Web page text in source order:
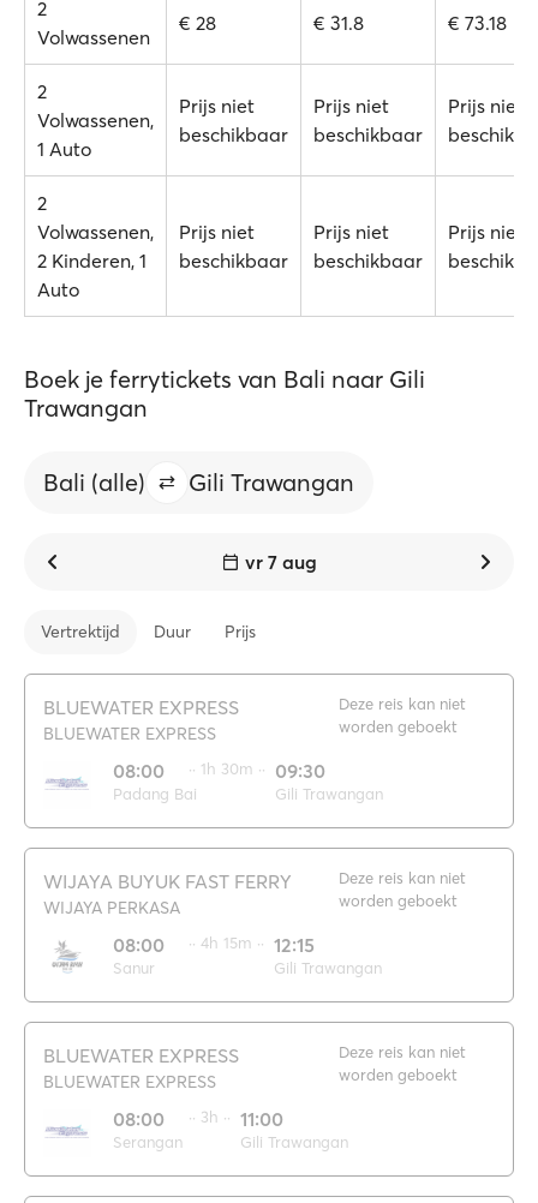
2
Volwassenen
€ 28 € 31.8 € 73.18
2
Volwassenen,
1 Auto
Prijs niet
beschikbaar
Prijs niet
beschikbaar
Prijs niet
2
Volwassenen,
2 Kinderen, 1
Auto
Prijs niet
beschikbaar
Prijs niet
beschikbaar
Prijs niet
Boek je ferrytickets van Bali naar Gili
Trawangan
Bali (allе) Gili Trawangan
vr 7 aug
Vertrektijd Duur Prijs
BLUEWATER EXPRESS
BLUEWATER EXPRESS
08:00
Padang Bai
·· 1h 30m ·· 09:30
Gili Trawangan
Deze reis kan niet
worden geboekt
WIJAYA BUYUK FAST FERRY
WIJAYA PERKASA
08:00
Sanur
·· 4h 15m ·· 12:15
Gili Trawangan
Deze reis kan niet
worden geboekt
BLUEWATER EXPRESS
BLUEWATER EXPRESS
08:00
Serangan
·· 3h ·· 11:00
Gili Trawangan
Deze reis kan niet
worden geboekt